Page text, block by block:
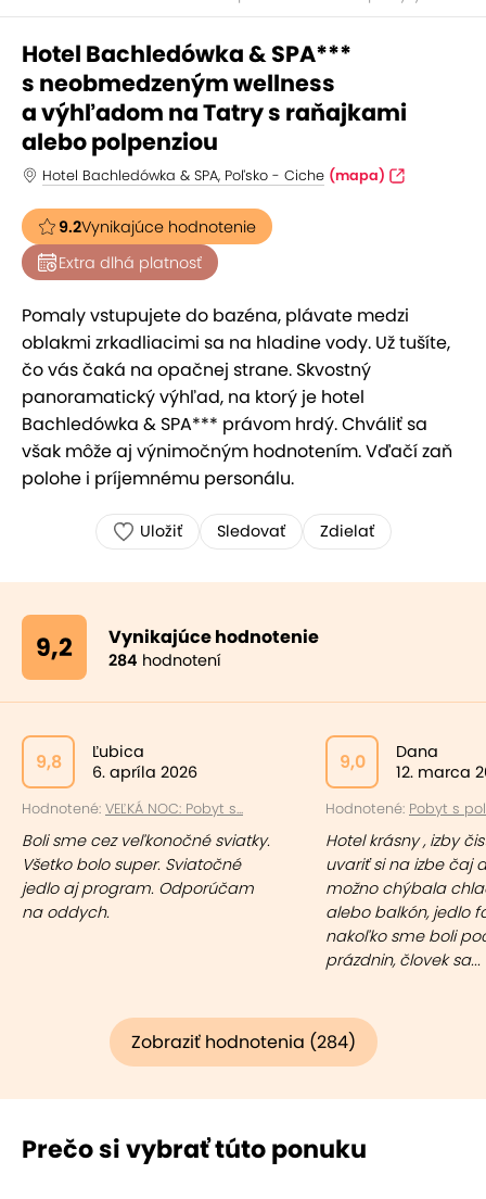
Hotel Bachledówka & SPA***
s neobmedzeným wellness
a výhľadom na Tatry s raňajkami
alebo polpenziou
Hotel Bachledówka & SPA, Poľsko - Ciche (mapa)
9.2Vynikajúce hodnotenie
Extra dlhá platnosť
Pomaly vstupujete do bazéna, plávate medzi
oblakmi zrkadliacimi sa na hladine vody. Už tušíte,
čo vás čaká na opačnej strane. Skvostný
panoramatický výhľad, na ktorý je hotel
Bachledówka & SPA*** právom hrdý. Chváliť sa
však môže aj výnimočným hodnotením. Vďačí zaň
polohe i príjemnému personálu.
Uložiť Sledovať Zdielať
9,2 Vynikajúce hodnotenie
284 hodnotení
9,8
Ľubica
6. apríla 2026
Hodnotené: VEĽKÁ NOC: Pobyt s...
Boli sme cez veľkonočné sviatky.
Všetko bolo super. Sviatočné
jedlo aj program. Odporúčam
na oddych.
9,0
Dana
12. marca
Hodnotené: Pobyt s
Hotel krásny , izby
uvariť si na izbe čaj
možno chýbala
alebo balkón, jedlo
nakoľko sme boli
prázdnin, človek sa...
Zobraziť hodnotenia (284)
Prečo si vybrať túto ponuku